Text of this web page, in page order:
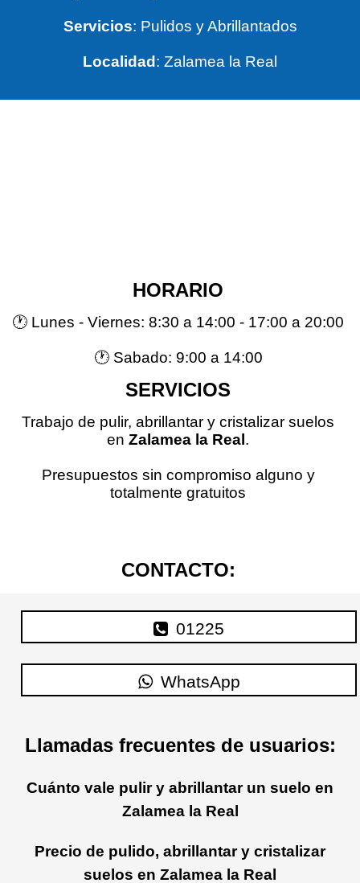
Servicios: Pulidos y Abrillantados
Localidad : Zalamea la Real
HORARIO
🕐 Lunes - Viernes: 8:30 a 14:00 - 17:00 a 20:00
🕐 Sabado: 9:00 a 14:00
SERVICIOS
Trabajo de pulir, abrillantar y cristalizar suelos
en Zalamea la Real .
Presupuestos sin compromiso alguno y
totalmente gratuitos
CONTACTO:
01225
WhatsApp
Llamadas frecuentes de usuarios:
Cuánto vale pulir y abrillantar un suelo en
Zalamea la Real
Precio de pulido, abrillantar y cristalizar
suelos en Zalamea la Real